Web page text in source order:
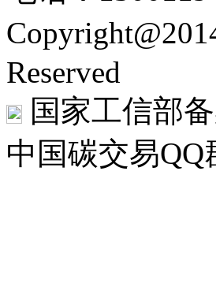
Reserved
国家工信部
中国碳交易QQ